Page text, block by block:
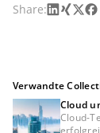
Share:LinkedIn
Xing
X
Verwandte
Cloud
Cloud-